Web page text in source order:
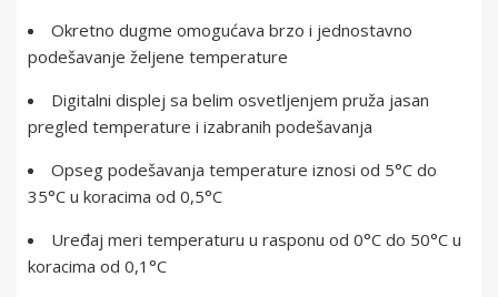
Okretno dugme omogućava brzo i jednostavno
podešavanje željene temperature
Digitalni displej sa belim osvetljenjem pruža jasan
pregled temperature i izabranih podešavanja
Opseg podešavanja temperature iznosi od 5°C do
35°C u koracima od 0,5°C
Uređaj meri temperaturu u rasponu od 0°C do 50°C u
koracima od 0,1°C